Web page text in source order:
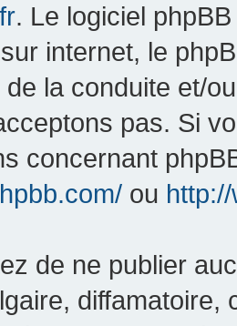
. Le logiciel
internet, le
la conduite et/
pas. Si
concernant
ou
de ne publier
diffamatoire,